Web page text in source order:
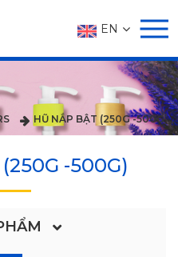
EN
HŨ NẮP BẬT (250G -500G)
-500G)